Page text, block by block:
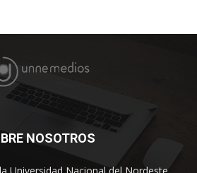
NOSOTROS